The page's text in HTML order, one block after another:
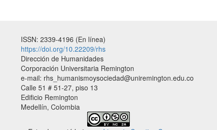
ISSN: 2339-4196 (En línea)
https://doi.org/10.22209/rhs
Dirección de Humanidades
Corporación Universitaria Remington
e-mail: rhs_humanismoysociedad@uniremington.edu.co
Calle 51 # 51-27, piso 13
Edificio Remington
Medellín, Colombia